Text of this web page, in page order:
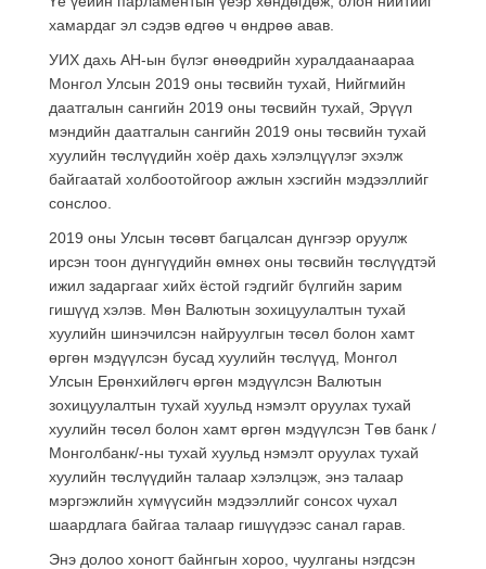
хамардаг эл сэдэв өдгөө ч өндрөө авав.
​УИХ дахь АН-ын бүлэг өнөөдрийн хуралдаанаараа
Монгол Улсын 2019 оны төсвийн тухай, Нийгмийн
даатгалын сангийн 2019 оны төсвийн тухай, Эрүүл
мэндийн даатгалын сангийн 2019 оны төсвийн тухай
хуулийн төслүүдийн хоёр дахь хэлэлцүүлэг эхэлж
байгаатай холбоотойгоор ажлын хэсгийн мэдээллийг
сонслоо.
2019 оны Улсын төсөвт багцалсан дүнгээр оруулж
ирсэн тоон дүнгүүдийн өмнөх оны төсвийн төслүүдтэй
ижил задаргааг хийх ёстой гэдгийг бүлгийн зарим
гишүүд хэлэв. Мөн Валютын зохицуулалтын тухай
хуулийн шинэчилсэн найруулгын төсөл болон хамт
өргөн мэдүүлсэн бусад хуулийн төслүүд, Монгол
Улсын Ерөнхийлөгч өргөн мэдүүлсэн Валютын
зохицуулалтын тухай хуульд нэмэлт оруулах тухай
хуулийн төсөл болон хамт өргөн мэдүүлсэн Төв банк /
Монголбанк/-ны тухай хуульд нэмэлт оруулах тухай
хуулийн төслүүдийн талаар хэлэлцэж, энэ талаар
мэргэжлийн хүмүүсийн мэдээллийг сонсох чухал
шаардлага байгаа талаар гишүүдээс санал гарав.
Энэ долоо хоногт байнгын хороо, чуулганы нэгдсэн